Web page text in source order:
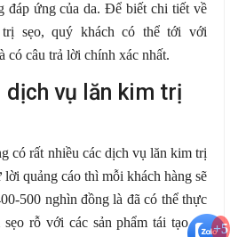
đáp ứng của da. Để biết chi tiết về
sẹo, quý khách có thể tới với
có câu trả lời chính xác nhất.
dịch vụ lăn kim trị
có rất nhiều các dịch vụ lăn kim trị
quảng cáo thì mỗi khách hàng sẽ
500 nghìn đồng là đã có thể thực
rỗ với các sản phẩm tái tạo da
+5